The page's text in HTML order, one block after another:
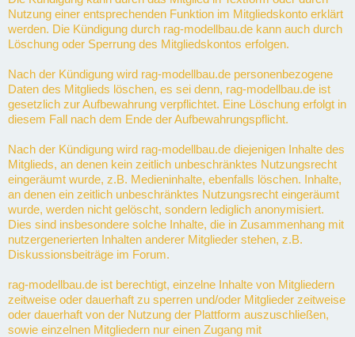
Nutzung einer entsprechenden Funktion im Mitgliedskonto erklärt
werden. Die Kündigung durch rag-modellbau.de kann auch durch
Löschung oder Sperrung des Mitgliedskontos erfolgen.
Nach der Kündigung wird rag-modellbau.de personenbezogene
Daten des Mitglieds löschen, es sei denn, rag-modellbau.de ist
gesetzlich zur Aufbewahrung verpflichtet. Eine Löschung erfolgt in
diesem Fall nach dem Ende der Aufbewahrungspflicht.
Nach der Kündigung wird rag-modellbau.de diejenigen Inhalte des
Mitglieds, an denen kein zeitlich unbeschränktes Nutzungsrecht
eingeräumt wurde, z.B. Medieninhalte, ebenfalls löschen. Inhalte,
an denen ein zeitlich unbeschränktes Nutzungsrecht eingeräumt
wurde, werden nicht gelöscht, sondern lediglich anonymisiert.
Dies sind insbesondere solche Inhalte, die in Zusammenhang mit
nutzergenerierten Inhalten anderer Mitglieder stehen, z.B.
Diskussionsbeiträge im Forum.
rag-modellbau.de ist berechtigt, einzelne Inhalte von Mitgliedern
zeitweise oder dauerhaft zu sperren und/oder Mitglieder zeitweise
oder dauerhaft von der Nutzung der Plattform auszuschließen,
sowie einzelnen Mitgliedern nur einen Zugang mit